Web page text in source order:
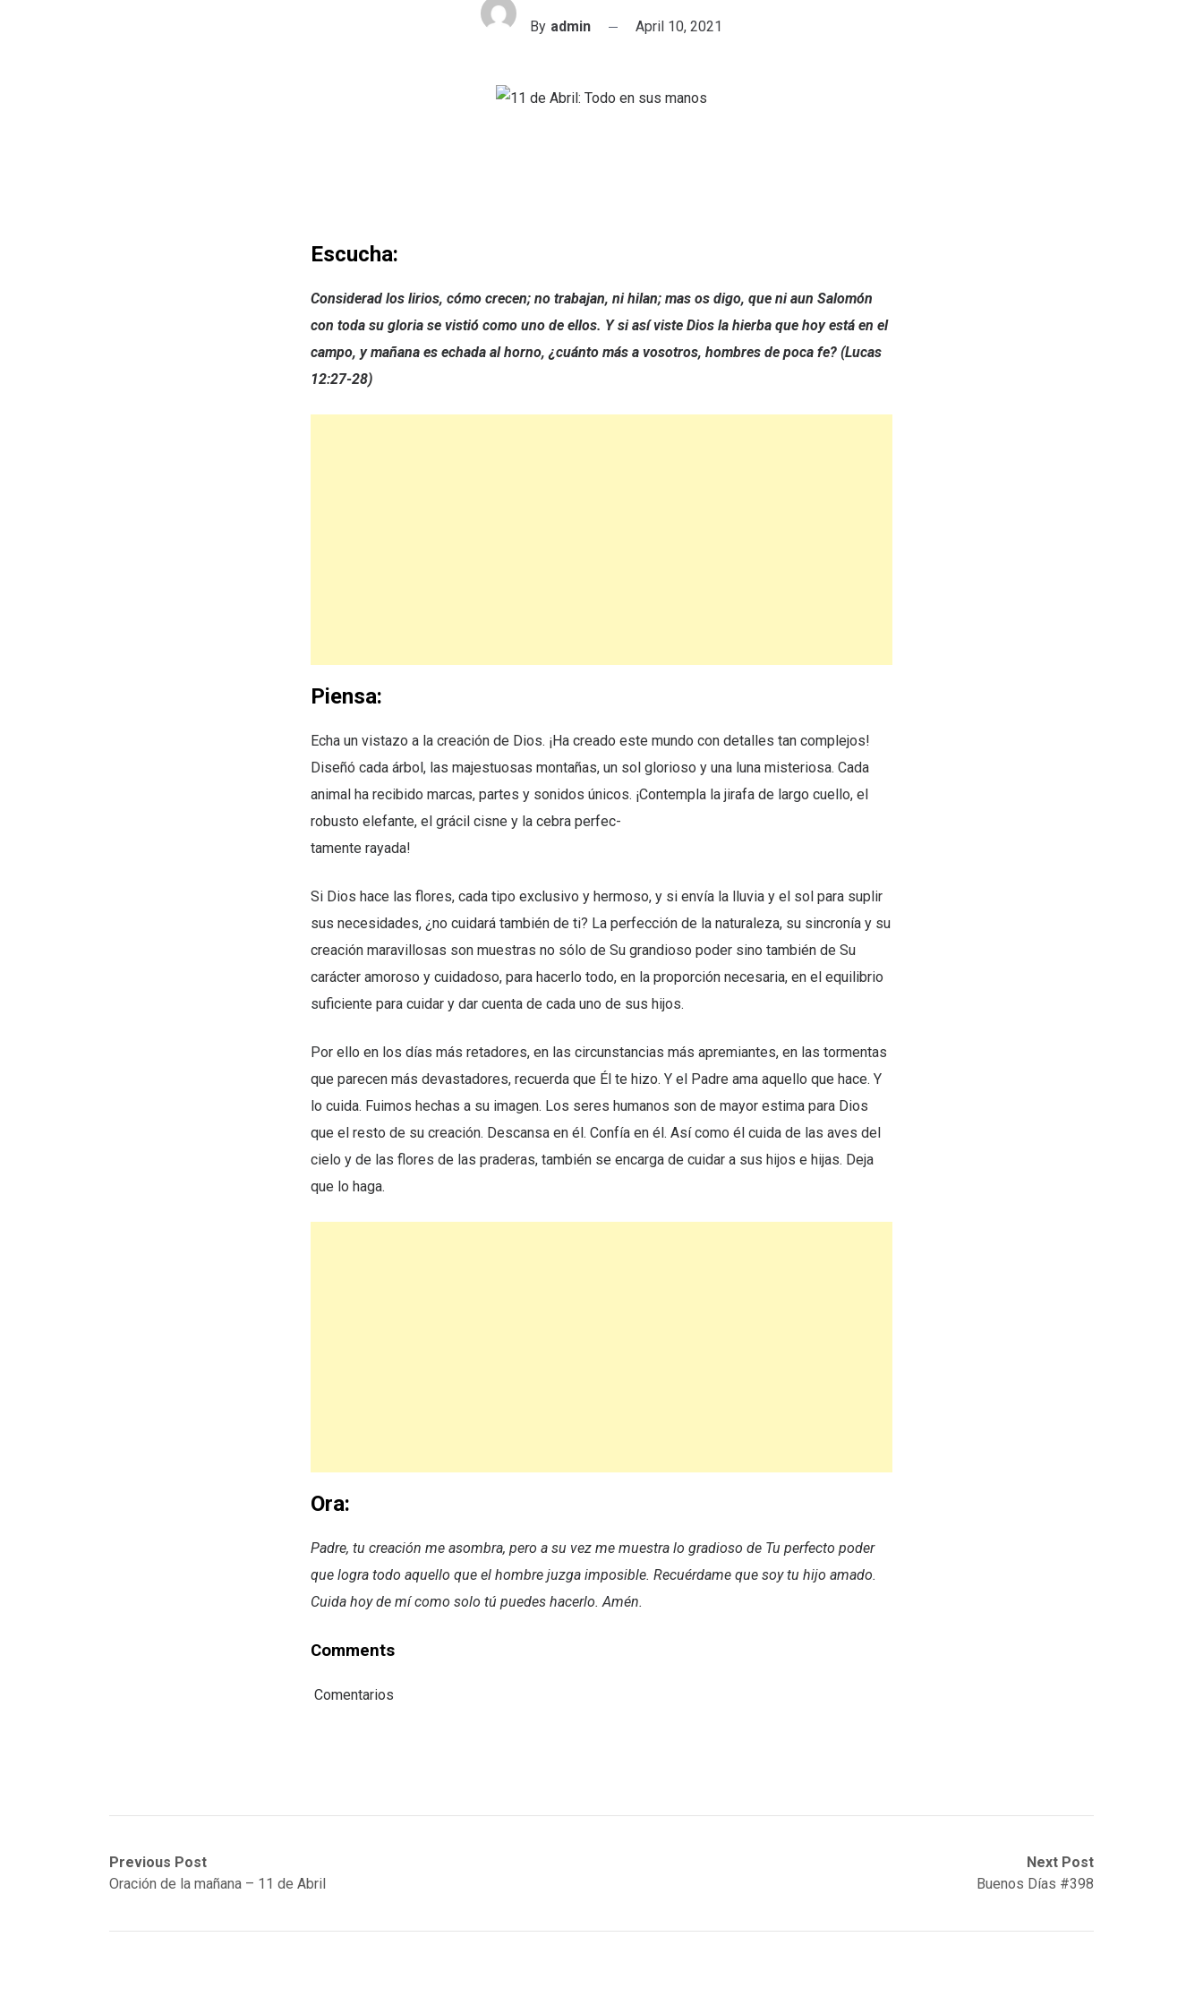
By admin April 10, 2021
Escucha:
Considerad los lirios, cómo crecen; no trabajan, ni hilan; mas os digo, que ni aun Salomón
con toda su gloria se vistió como uno de ellos. Y si así viste Dios la hierba que hoy está en el
campo, y mañana es echada al horno, ¿cuánto más a vosotros, hombres de poca fe? (Lucas
12:27-28)
Piensa:
Echa un vistazo a la creación de Dios. ¡Ha creado este mundo con detalles tan complejos!
Diseñó cada árbol, las majestuosas montañas, un sol glorioso y una luna misteriosa. Cada
animal ha recibido marcas, partes y sonidos únicos. ¡Contempla la jirafa de largo cuello, el
robusto elefante, el grácil cisne y la cebra perfec-
tamente rayada!
Si Dios hace las flores, cada tipo exclusivo y hermoso, y si envía la lluvia y el sol para suplir
sus necesidades, ¿no cuidará también de ti? La perfección de la naturaleza, su sincronía y su
creación maravillosas son muestras no sólo de Su grandioso poder sino también de Su
carácter amoroso y cuidadoso, para hacerlo todo, en la proporción necesaria, en el equilibrio
suficiente para cuidar y dar cuenta de cada uno de sus hijos.
Por ello en los días más retadores, en las circunstancias más apremiantes, en las tormentas
que parecen más devastadores, recuerda que Él te hizo. Y el Padre ama aquello que hace. Y
lo cuida. Fuimos hechas a su imagen. Los seres humanos son de mayor estima para Dios
que el resto de su creación. Descansa en él. Confía en él. Así como él cuida de las aves del
cielo y de las flores de las praderas, también se encarga de cuidar a sus hijos e hijas. Deja
que lo haga.
Ora:
Padre, tu creación me asombra, pero a su vez me muestra lo gradioso de Tu perfecto poder
que logra todo aquello que el hombre juzga imposible. Recuérdame que soy tu hijo amado.
Cuida hoy de mí como solo tú puedes hacerlo. Amén.
Comments
Comentarios
Previous Post
Oración de la mañana – 11 de Abril
Next Post
Buenos Días #398